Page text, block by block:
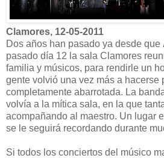
Clamores, 12-05-2011
Dos años han pasado ya desde que
pasado día 12 la sala Clamores
familia y músicos, para rendirle un
gente volvió una vez más a hacerse
completamente abarrotada. La
volvía a la mítica sala, en la que
acompañando al maestro. Un lugar
se le seguirá recordando durante
Si todos los conciertos del músico